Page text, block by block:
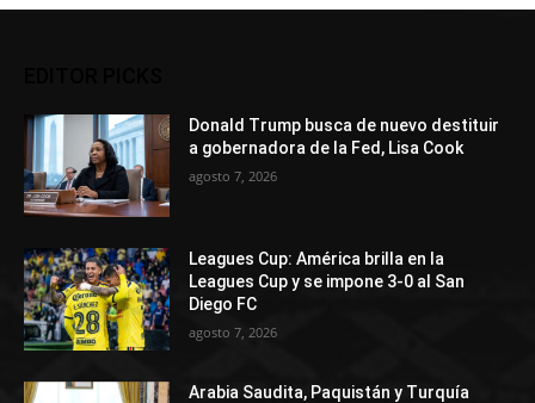
Donald Trump busca de nuevo destituir
a gobernadora de la Fed, Lisa Cook
agosto 7, 2026
Leagues Cup: América brilla en la
Leagues Cup y se impone 3-0 al San
Diego FC
agosto 7, 2026
Arabia Saudita, Paquistán y Turquía